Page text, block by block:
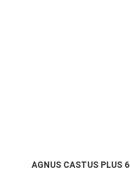
AGNUS CASTUS PLUS